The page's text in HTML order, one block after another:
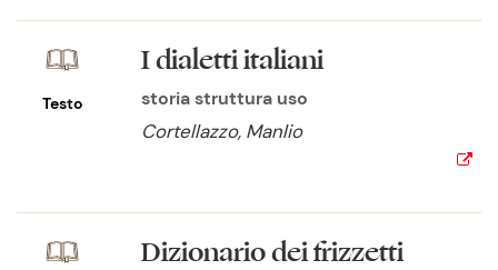
Testo
I dialetti italiani
storia struttura uso
Cortellazzo, Manlio
Dizionario dei frizzetti